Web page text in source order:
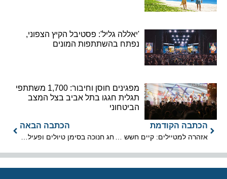
'יאללה גליל': פסטיבל הקיץ הצפוני,
נפתח בהשתתפות המונים
מפגינים חוסן וחיבור: 1,700 משתתפי
תגלית חגגו בתל אביב בצל המצב
הביטחוני
הכתבה הקודמת הכתבה הבאה